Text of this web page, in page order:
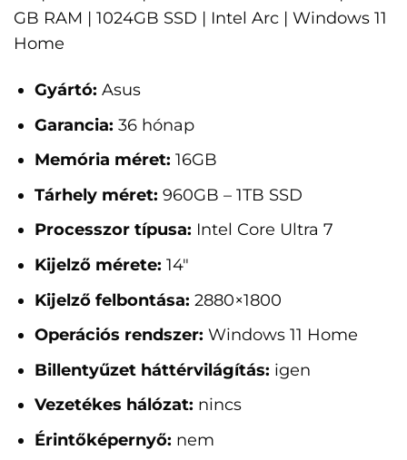
GB RAM | 1024GB SSD | Intel Arc | Windows 11
Home
Gyártó: Asus
Garancia: 36 hónap
Memória méret: 16GB
Tárhely méret: 960GB – 1TB SSD
Processzor típusa: Intel Core Ultra 7
Kijelző mérete: 14"
Kijelző felbontása: 2880×1800
Operációs rendszer: Windows 11 Home
Billentyűzet háttérvilágítás: igen
Vezetékes hálózat: nincs
Érintőképernyő: nem